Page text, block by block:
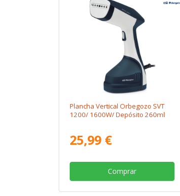
Plancha Vertical Orbegozo SVT
1200/ 1600W/ Depósito 260ml
25,99 €
Comprar